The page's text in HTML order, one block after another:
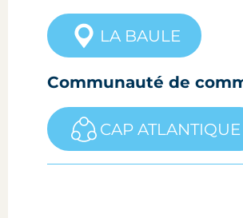
LA BAULE
Communauté de
CAP ATLANTIQUE